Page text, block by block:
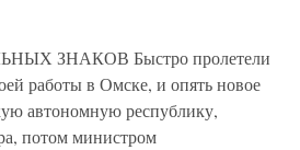
ЗНАКОВ Быстро пролетели
работы в Омске, и опять новое
автономную республику,
потом министром